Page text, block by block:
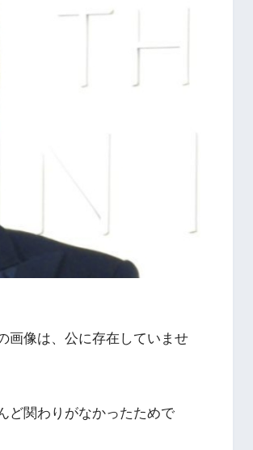
画像は、公に存在していませ
ど関わりがなかったためで